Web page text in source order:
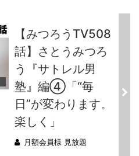
【みつろうTV508
話】さとうみつろ
う『サトレル男
塾』編④「“毎
日”が変わります。
楽しく」
月額会員様 見放題